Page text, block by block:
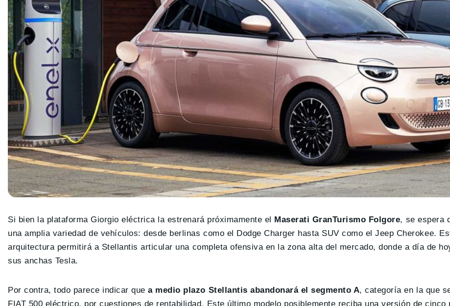
Si bien la plataforma Giorgio eléctrica la estrenará próximamente el Maserati GranTurismo Folgore, se espera
una amplia variedad de vehículos: desde berlinas como el Dodge Charger hasta SUV como el Jeep Cherokee.
arquitectura permitirá a Stellantis articular una completa ofensiva en la zona alta del mercado, donde a día de
sus anchas Tesla.
Por contra, todo parece indicar quea medio plazo Stellantis abandonará el segmento A, categoría en la que
FIAT 500 eléctrico, por cuestiones de rentabilidad. Este último modelo posiblemente reciba una versión de cinco